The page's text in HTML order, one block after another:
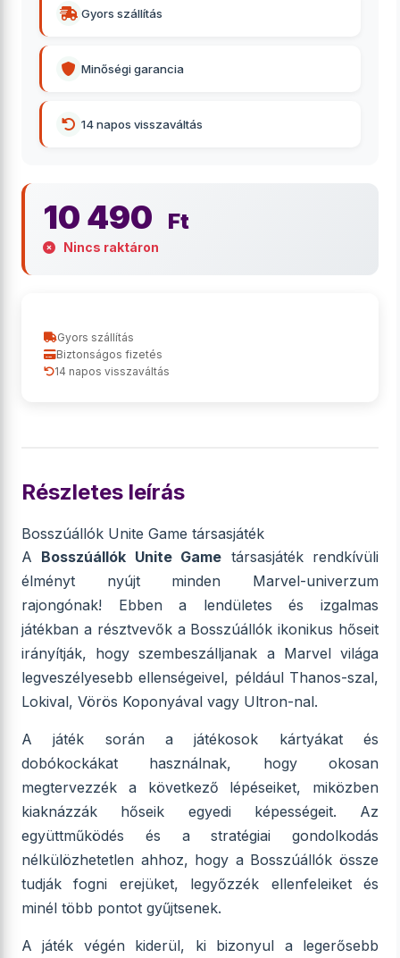
Gyors szállítás
Minőségi garancia
14 napos visszaváltás
10 490 Ft
Nincs raktáron
Gyors szállítás
Biztonságos fizetés
14 napos visszaváltás
Részletes leírás
Bosszúállók Unite Game társasjáték
A Bosszúállók Unite Game társasjáték rendkívüli
élményt nyújt minden Marvel-univerzum
rajongónak! Ebben a lendületes és izgalmas
játékban a résztvevők a Bosszúállók ikonikus hőseit
irányítják, hogy szembeszálljanak a Marvel világa
legveszélyesebb ellenségeivel, például Thanos-szal,
Lokival, Vörös Koponyával vagy Ultron-nal.
A játék során a játékosok kártyákat és
dobókockákat használnak, hogy okosan
megtervezzék a következő lépéseiket, miközben
kiaknázzák hőseik egyedi képességeit. Az
együttműködés és a stratégiai gondolkodás
nélkülözhetetlen ahhoz, hogy a Bosszúállók össze
tudják fogni erejüket, legyőzzék ellenfeleiket és
minél több pontot gyűjtsenek.
A játék végén kiderül, ki bizonyul a legerősebb